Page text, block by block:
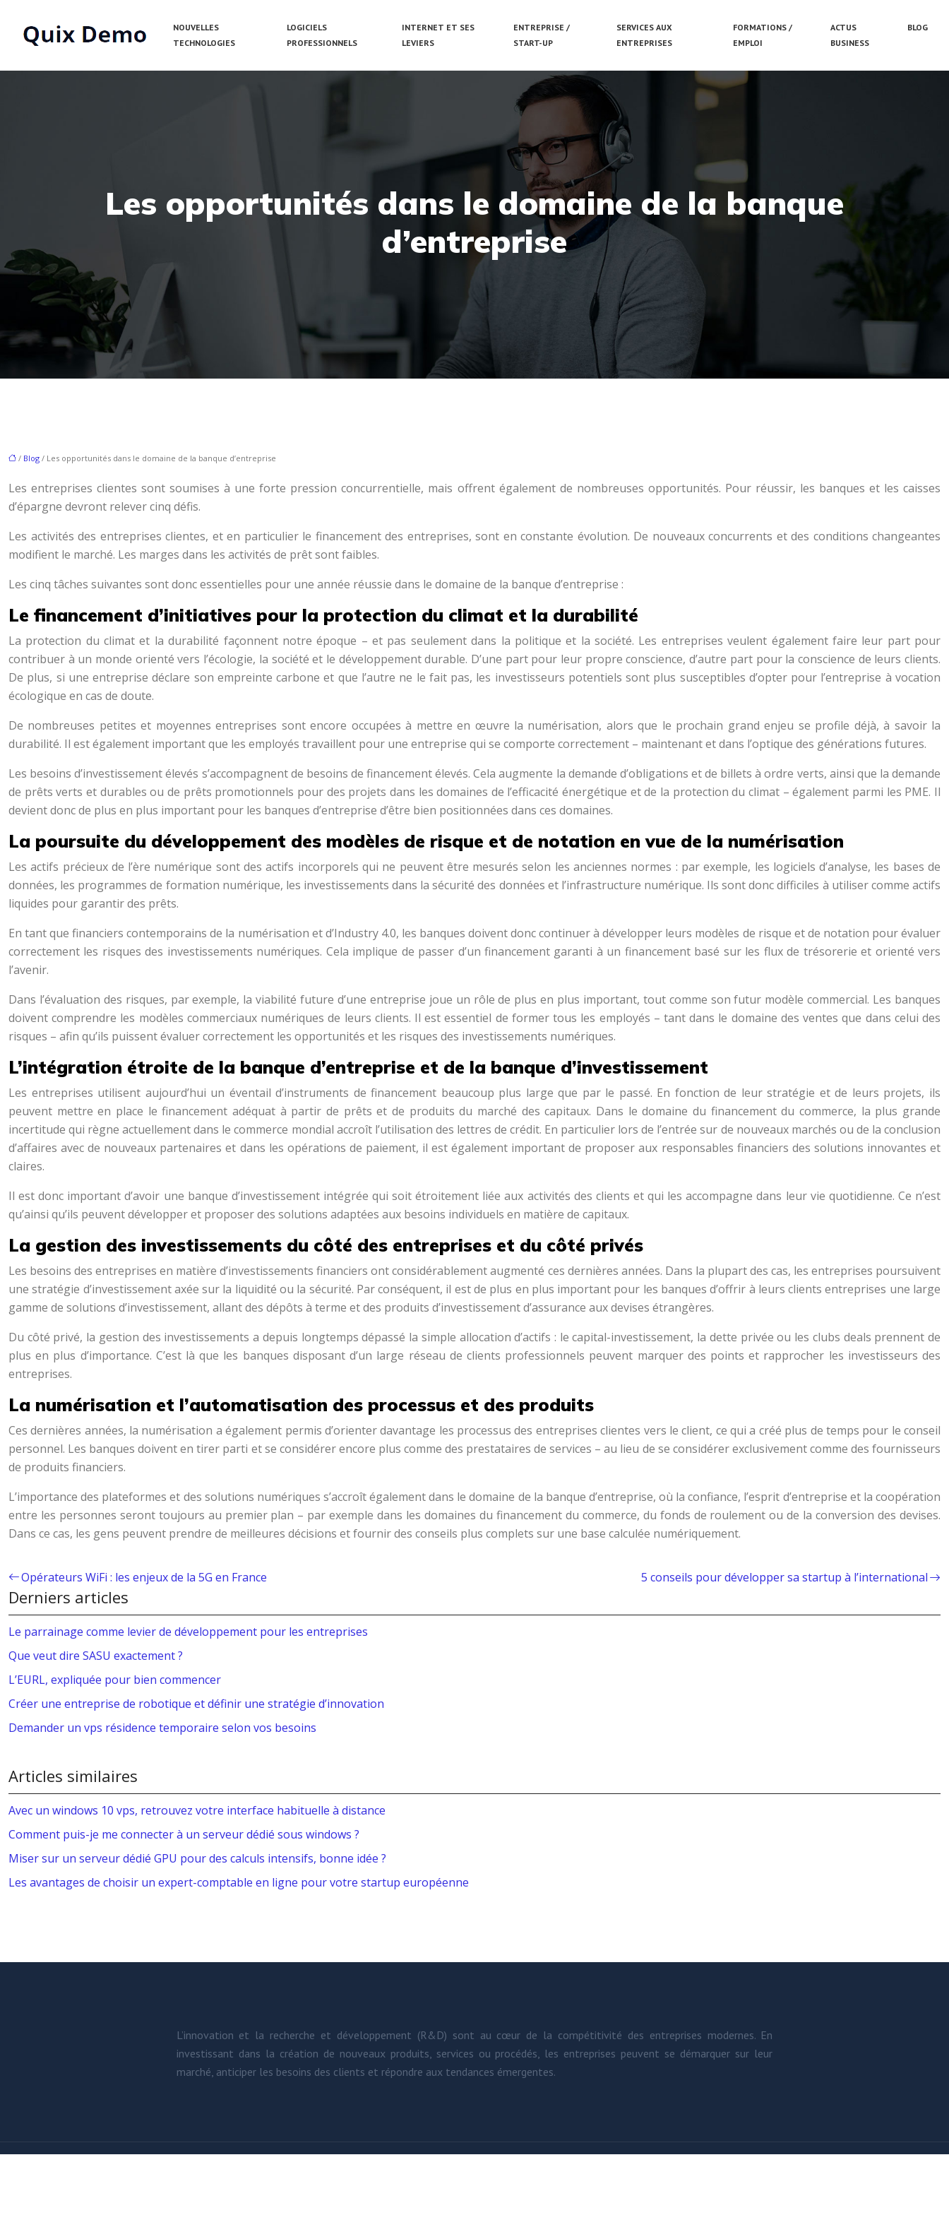
NOUVELLES
TECHNOLOGIES
LOGICIELS
PROFESSIONNELS
INTERNET ET SES
LEVIERS
ENTREPRISE /
START-UP
SERVICES AUX
ENTREPRISES
FORMATIONS /
EMPLOI
ACTUS
BUSINESS
BLOG
Les opportunités dans le domaine de la banque
d’entreprise
/ Blog / Les opportunités dans le domaine de la banque d’entreprise
Les entreprises clientes sont soumises à une forte pression concurrentielle, mais offrent également de nombreuses opportunités. Pour réussir, les banques et les caisses
d’épargne devront relever cinq défis.
Les activités des entreprises clientes, et en particulier le financement des entreprises, sont en constante évolution. De nouveaux concurrents et des conditions changeantes
modifient le marché. Les marges dans les activités de prêt sont faibles.
Les cinq tâches suivantes sont donc essentielles pour une année réussie dans le domaine de la banque d’entreprise :
Le financement d’initiatives pour la protection du climat et la durabilité
La protection du climat et la durabilité façonnent notre époque – et pas seulement dans la politique et la société. Les entreprises veulent également faire leur part pour
contribuer à un monde orienté vers l’écologie, la société et le développement durable. D’une part pour leur propre conscience, d’autre part pour la conscience de leurs clients.
De plus, si une entreprise déclare son empreinte carbone et que l’autre ne le fait pas, les investisseurs potentiels sont plus susceptibles d’opter pour l’entreprise à vocation
écologique en cas de doute.
De nombreuses petites et moyennes entreprises sont encore occupées à mettre en œuvre la numérisation, alors que le prochain grand enjeu se profile déjà, à savoir la
durabilité. Il est également important que les employés travaillent pour une entreprise qui se comporte correctement – maintenant et dans l’optique des générations futures.
Les besoins d’investissement élevés s’accompagnent de besoins de financement élevés. Cela augmente la demande d’obligations et de billets à ordre verts, ainsi que la demande
de prêts verts et durables ou de prêts promotionnels pour des projets dans les domaines de l’efficacité énergétique et de la protection du climat – également parmi les PME. Il
devient donc de plus en plus important pour les banques d’entreprise d’être bien positionnées dans ces domaines.
La poursuite du développement des modèles de risque et de notation en vue de la numérisation
Les actifs précieux de l’ère numérique sont des actifs incorporels qui ne peuvent être mesurés selon les anciennes normes : par exemple, les logiciels d’analyse, les bases de
données, les programmes de formation numérique, les investissements dans la sécurité des données et l’infrastructure numérique. Ils sont donc difficiles à utiliser comme actifs
liquides pour garantir des prêts.
En tant que financiers contemporains de la numérisation et d’Industry 4.0, les banques doivent donc continuer à développer leurs modèles de risque et de notation pour évaluer
correctement les risques des investissements numériques. Cela implique de passer d’un financement garanti à un financement basé sur les flux de trésorerie et orienté vers
l’avenir.
Dans l’évaluation des risques, par exemple, la viabilité future d’une entreprise joue un rôle de plus en plus important, tout comme son futur modèle commercial. Les banques
doivent comprendre les modèles commerciaux numériques de leurs clients. Il est essentiel de former tous les employés – tant dans le domaine des ventes que dans celui des
risques – afin qu’ils puissent évaluer correctement les opportunités et les risques des investissements numériques.
L’intégration étroite de la banque d’entreprise et de la banque d’investissement
Les entreprises utilisent aujourd’hui un éventail d’instruments de financement beaucoup plus large que par le passé. En fonction de leur stratégie et de leurs projets, ils
peuvent mettre en place le financement adéquat à partir de prêts et de produits du marché des capitaux. Dans le domaine du financement du commerce, la plus grande
incertitude qui règne actuellement dans le commerce mondial accroît l’utilisation des lettres de crédit. En particulier lors de l’entrée sur de nouveaux marchés ou de la conclusion
d’affaires avec de nouveaux partenaires et dans les opérations de paiement, il est également important de proposer aux responsables financiers des solutions innovantes et
claires.
Il est donc important d’avoir une banque d’investissement intégrée qui soit étroitement liée aux activités des clients et qui les accompagne dans leur vie quotidienne. Ce n’est
qu’ainsi qu’ils peuvent développer et proposer des solutions adaptées aux besoins individuels en matière de capitaux.
La gestion des investissements du côté des entreprises et du côté privés
Les besoins des entreprises en matière d’investissements financiers ont considérablement augmenté ces dernières années. Dans la plupart des cas, les entreprises poursuivent
une stratégie d’investissement axée sur la liquidité ou la sécurité. Par conséquent, il est de plus en plus important pour les banques d’offrir à leurs clients entreprises une large
gamme de solutions d’investissement, allant des dépôts à terme et des produits d’investissement d’assurance aux devises étrangères.
Du côté privé, la gestion des investissements a depuis longtemps dépassé la simple allocation d’actifs : le capital-investissement, la dette privée ou les clubs deals prennent de
plus en plus d’importance. C’est là que les banques disposant d’un large réseau de clients professionnels peuvent marquer des points et rapprocher les investisseurs des
entreprises.
La numérisation et l’automatisation des processus et des produits
Ces dernières années, la numérisation a également permis d’orienter davantage les processus des entreprises clientes vers le client, ce qui a créé plus de temps pour le conseil
personnel. Les banques doivent en tirer parti et se considérer encore plus comme des prestataires de services – au lieu de se considérer exclusivement comme des fournisseurs
de produits financiers.
L’importance des plateformes et des solutions numériques s’accroît également dans le domaine de la banque d’entreprise, où la confiance, l’esprit d’entreprise et la coopération
entre les personnes seront toujours au premier plan – par exemple dans les domaines du financement du commerce, du fonds de roulement ou de la conversion des devises.
Dans ce cas, les gens peuvent prendre de meilleures décisions et fournir des conseils plus complets sur une base calculée numériquement.
Opérateurs WiFi : les enjeux de la 5G en France 5 conseils pour développer sa startup à l’international
Derniers articles
Le parrainage comme levier de développement pour les entreprises
Que veut dire SASU exactement ?
L’EURL, expliquée pour bien commencer
Créer une entreprise de robotique et définir une stratégie d’innovation
Demander un vps résidence temporaire selon vos besoins
Articles similaires
Avec un windows 10 vps, retrouvez votre interface habituelle à distance
Comment puis-je me connecter à un serveur dédié sous windows ?
Miser sur un serveur dédié GPU pour des calculs intensifs, bonne idée ?
Les avantages de choisir un expert-comptable en ligne pour votre startup européenne
L’innovation et la recherche et développement (R&D) sont au cœur de la compétitivité des entreprises modernes. En
investissant dans la création de nouveaux produits, services ou procédés, les entreprises peuvent se démarquer sur leur
marché, anticiper les besoins des clients et répondre aux tendances émergentes.